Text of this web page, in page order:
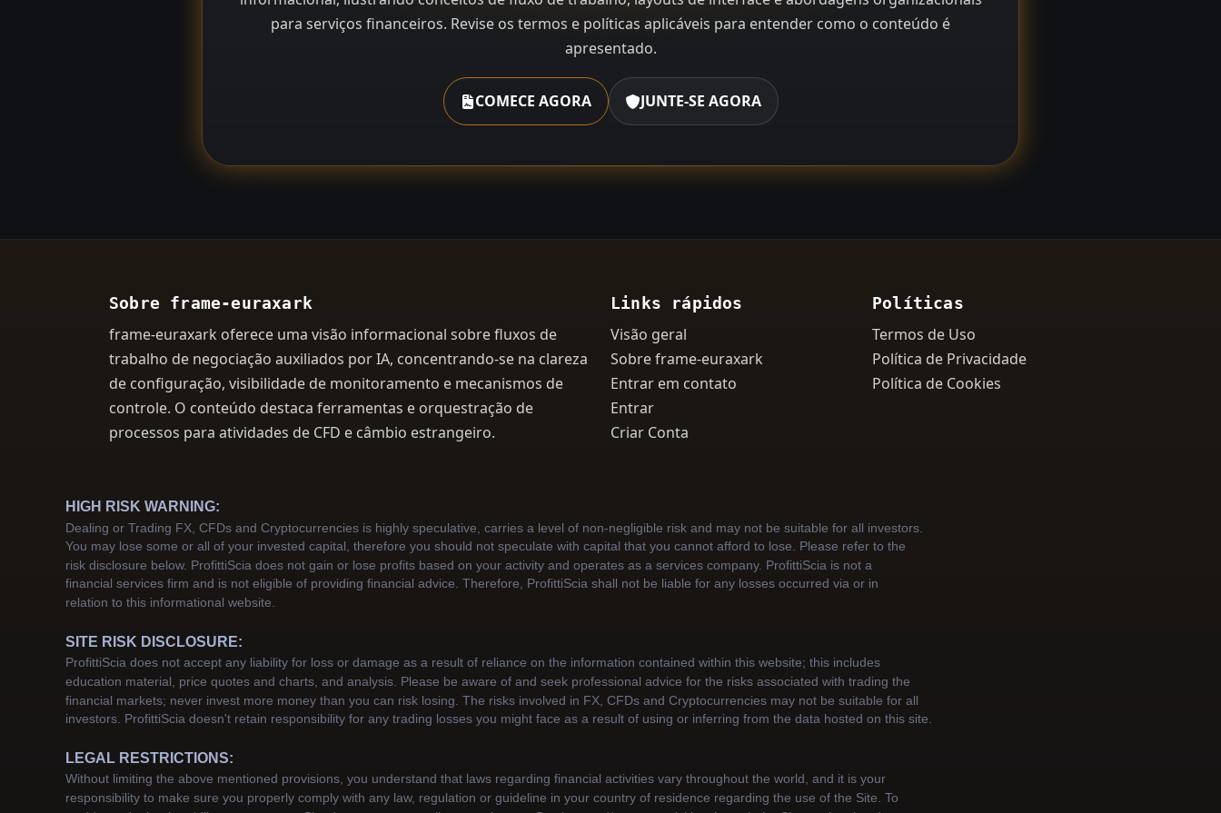
para serviços financeiros. Revise os termos e políticas aplicáveis para entender como o conteúdo é
apresentado.
COMECE AGORA JUNTE-SE AGORA
Sobre frame-euraxark
frame-euraxark oferece uma visão informacional sobre fluxos de
trabalho de negociação auxiliados por IA, concentrando-se na clareza
de configuração, visibilidade de monitoramento e mecanismos de
controle. O conteúdo destaca ferramentas e orquestração de
processos para atividades de CFD e câmbio estrangeiro.
Links rápidos
Visão geral
Sobre frame-euraxark
Entrar em contato
Entrar
Criar Conta
Políticas
Termos de Uso
Política de Privacidade
Política de Cookies